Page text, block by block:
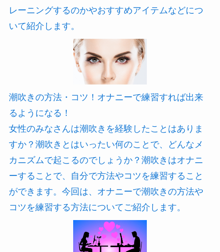
レーニングするのかやおすすめアイテムなどにつ
いて紹介します。
潮吹きの方法・コツ！オナニーで練習すれば出来
るようになる！
女性のみなさんは潮吹きを経験したことはありま
すか？潮吹きとはいったい何のことで、どんなメ
カニズムで起こるのでしょうか？潮吹きはオナニ
ーすることで、自分で方法やコツを練習すること
ができます。今回は、オナニーで潮吹きの方法や
コツを練習する方法についてご紹介します。